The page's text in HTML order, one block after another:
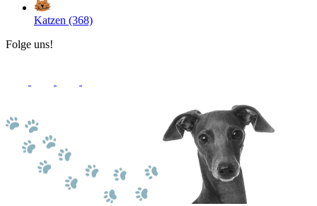
Katzen (368)
Folge uns!